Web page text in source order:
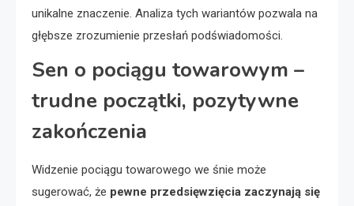
unikalne znaczenie. Analiza tych wariantów pozwala na
głębsze zrozumienie przesłań podświadomości.
Sen o pociągu towarowym –
trudne początki, pozytywne
zakończenia
Widzenie pociągu towarowego we śnie może
sugerować, że pewne przedsięwzięcia zaczynają się